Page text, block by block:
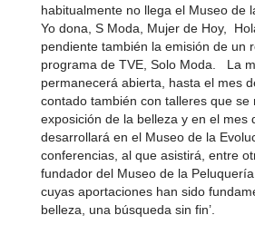
habitualmente no llega el Museo de
Yo dona, S Moda, Mujer de Hoy,
pendiente también la emisión de un
programa de TVE, Solo Moda. La
permanecerá abierta, hasta el mes
contado también con talleres que se
exposición de la belleza y en el mes
desarrollará en el Museo de la
conferencias, al que asistirá, entre
fundador del Museo de la
cuyas aportaciones han sido
belleza, una búsqueda sin fin’.